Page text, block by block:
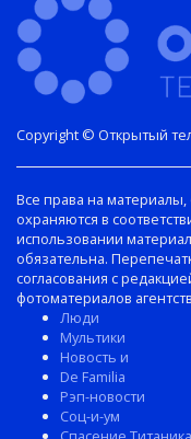
Все права на
охраняются в
использовании
обязательна.
согласования с
фотоматериалов
Люди
Мультики
Новость и
De Familia
Рэп-новости
Соц-и-ум